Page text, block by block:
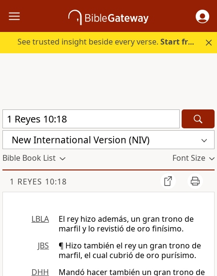
See trusted insight beside every verse.Start free.
New International Version (NIV)
Bible Book List Font Size
1 REYES 10:18
LBLA
El rey hizo además, un gran trono de
marfil y lo revistió de oro finísimo.
JBS
¶ Hizo también el rey un gran trono de
marfil, el cual cubrió de oro purísimo.
DHH
Mandó hacer también un gran trono de